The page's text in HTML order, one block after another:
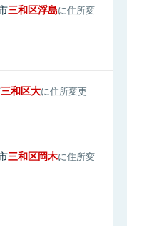
三和区浮島に住所変
三和区大に住所変更
三和区岡木に住所変